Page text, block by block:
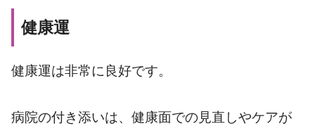
健康運
健康運は非常に良好です。
病院の付き添いは、健康面での見直しやケアが